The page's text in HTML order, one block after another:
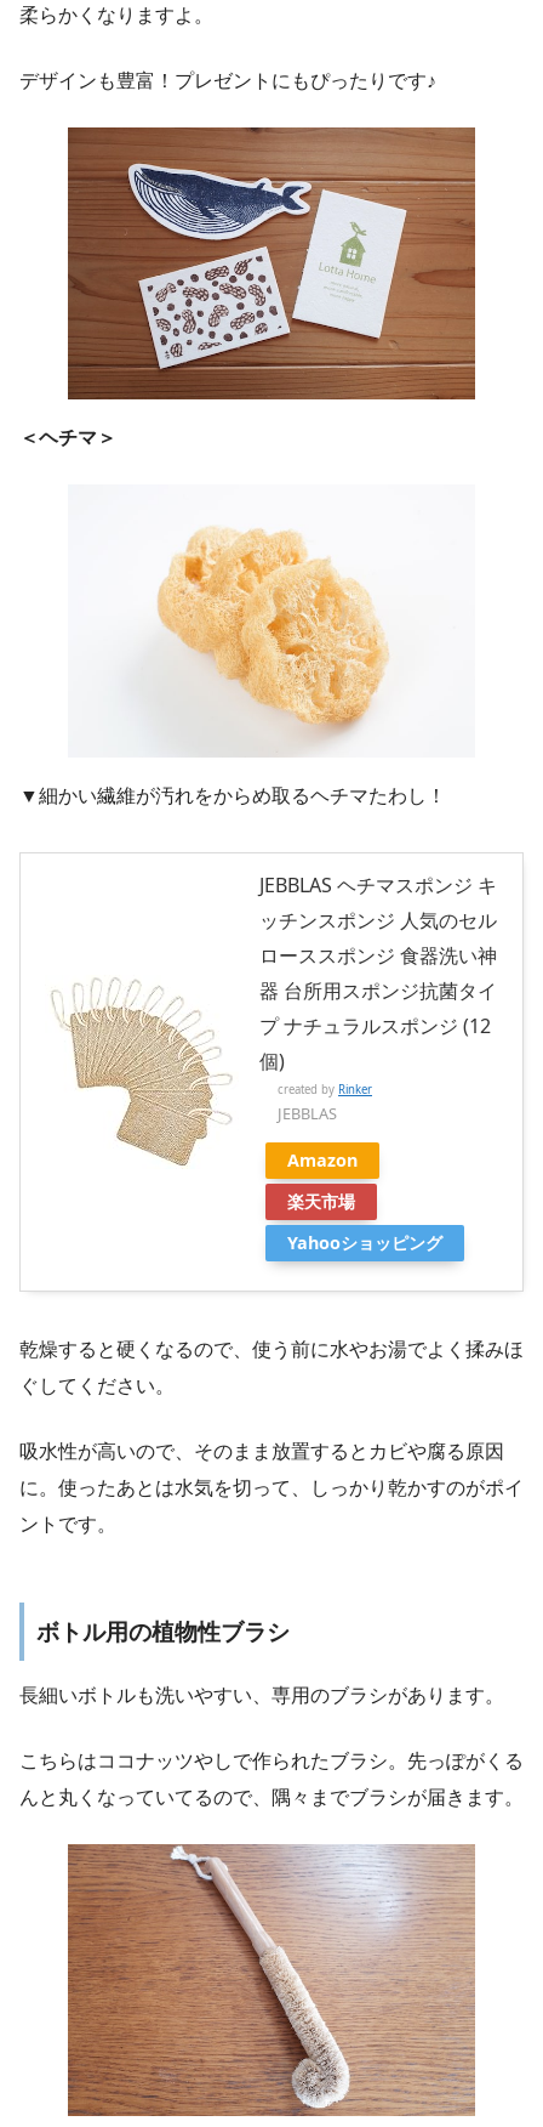
柔らかくなりますよ。
デザインも豊富！プレゼントにもぴったりです♪
＜ヘチマ＞
▼細かい繊維が汚れをからめ取るヘチマたわし！
JEBBLAS ヘチマスポンジ キ
ッチンスポンジ 人気のセル
ローススポンジ 食器洗い神
器 台所用スポンジ抗菌タイ
プ ナチュラルスポンジ (12
個)
created by Rinker
JEBBLAS
Amazon
楽天市場
Yahooショッピング
乾燥すると硬くなるので、使う前に水やお湯でよく揉みほ
ぐしてください。
吸水性が高いので、そのまま放置するとカビや腐る原因
に。使ったあとは水気を切って、しっかり乾かすのがポイ
ントです。
ボトル用の植物性ブラシ
長細いボトルも洗いやすい、専用のブラシがあります。
こちらはココナッツやしで作られたブラシ。先っぽがくる
んと丸くなっていてるので、隅々までブラシが届きます。